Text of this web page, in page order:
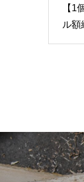
【1
ル額